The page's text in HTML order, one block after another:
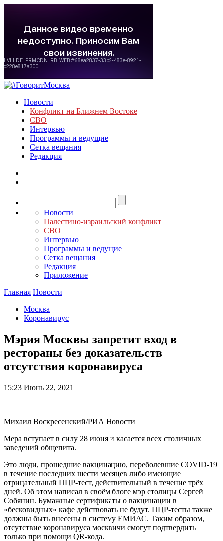
Новости
Конфликт на Ближнем Востоке
СВО
Интервью
Программы и ведущие
Сетка вещания
Редакция
Новости
Палестино-израильский конфликт
СВО
Интервью
Программы и ведущие
Сетка вещания
Редакция
Приложение
Главная Новости
Москва
Коронавирус
Мэрия Москвы запретит вход в
рестораны без доказательств
отсутствия коронавируса
15:23 Июнь 22, 2021
Михаил Воскресенский/РИА Новости
Мера вступает в силу 28 июня и касается всех столичных
заведений общепита.
Это люди, прошедшие вакцинацию, переболевшие COVID-19
в течение последних шести месяцев либо имеющие
отрицательный ПЦР-тест, действительный в течение трёх
дней. Об этом написал в своём блоге мэр столицы Сергей
Собянин. Бумажные сертификаты о вакцинации в
«бесковидных» кафе действовать не будут. ПЦР-тесты также
должны быть внесены в систему ЕМИАС. Таким образом,
отсутствие коронавируса москвичи смогут подтвердить
только при помощи QR-кода.